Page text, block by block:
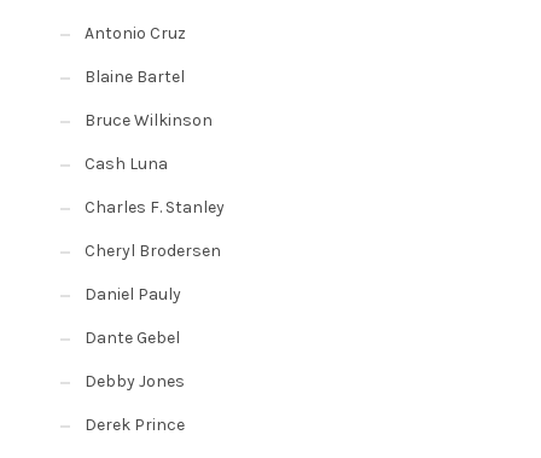
Antonio Cruz
Blaine Bartel
Bruce Wilkinson
Cash Luna
Charles F. Stanley
Cheryl Brodersen
Daniel Pauly
Dante Gebel
Debby Jones
Derek Prince